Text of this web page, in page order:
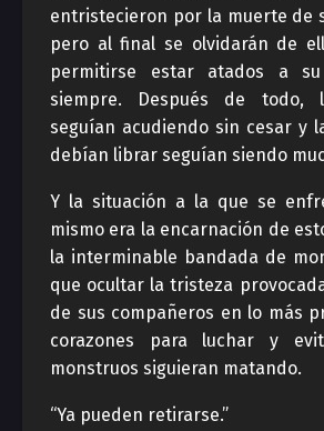
entristecieron por la muerte de
pero al final se olvidarán de
permitirse estar atados a
siempre. Después de todo,
seguían acudiendo sin cesar y
debían librar seguían siendo
Y la situación a la que se
mismo era la encarnación de
la interminable bandada de
que ocultar la tristeza
de sus compañeros en lo más
corazones para luchar y
monstruos siguieran matando.
“Ya pueden retirarse.”